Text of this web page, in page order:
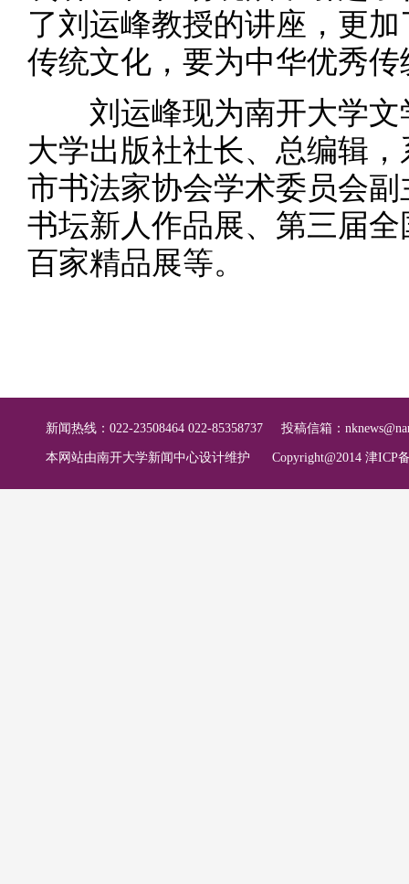
了刘运峰教授的讲座，更
传统文化，要为中华优秀
刘运峰现为南开大学文
大学出版社社长、总编辑
市书法家协会学术委员会
书坛新人作品展、第三届
百家精品展等。
新闻热线：022-23508464 022-85358737 投稿信箱：
本网站由南开大学新闻中心设计维护 Copyright@2014 津ICP